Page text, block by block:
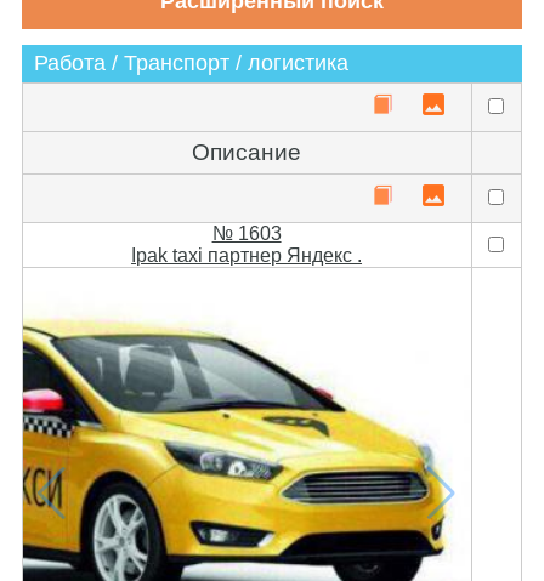
Работа / Транспорт / логистика
Описание
№ 1603
Ipak taxi партнер Яндекс .